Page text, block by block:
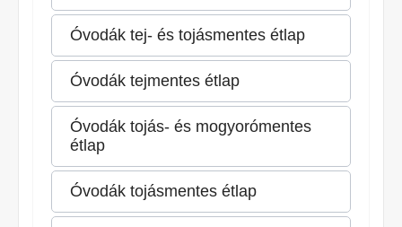
Óvodák tej- és tojásmentes étlap
Óvodák tejmentes étlap
Óvodák tojás- és mogyorómentes
étlap
Óvodák tojásmentes étlap